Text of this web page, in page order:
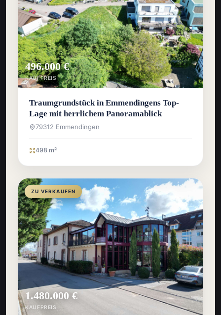
496.000 €
KAUFPREIS
Traumgrundstück in Emmendingens Top-
Lage mit herrlichem Panoramablick
79312 Emmendingen
498 m²
ZU VERKAUFEN
1.480.000 €
KAUFPREIS